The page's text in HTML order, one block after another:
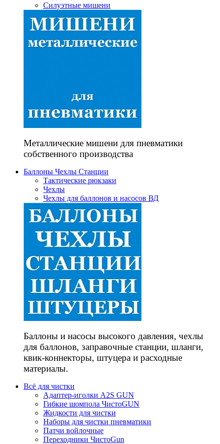
Силуэтные мишени
Металлические мишени для пневматики
собственного производства
Баллоны Чехлы Станции
Тактические рюкзаки
Чехлы
Чехлы для баллонов и насосов ВД
Баллоны и насосы высокого давления, чехлы
для баллонов, заправочные станции, шланги,
квик-коннекторы, штуцера и расходные
материалы.
Всё для чистки
Адаптер-иголки A2S GUN
Гибкие шомпола ЧистоGUN
Жидкости для чистки
Наборы для чистки пневматики
Патчи войлочные
Переходники ЧистоGun